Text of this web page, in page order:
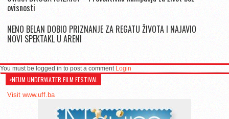
ovisnosti
NENO BELAN DOBIO PRIZNANJE ZA REGATU ŽIVOTA I NAJAVIO
NOVI SPEKTAKL U ARENI
You must be logged in to post a comment Login
>NEUM UNDERWATER FILM FESTIVAL
Visit www.uff.ba